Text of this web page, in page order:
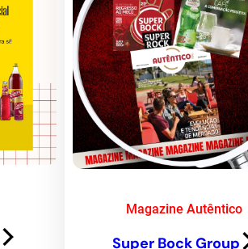
Magazine Autêntico
Super Bock Group